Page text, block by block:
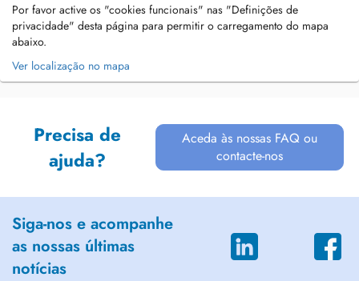
Por favor active os "cookies funcionais" nas "Definições de
privacidade" desta página para permitir o carregamento do mapa
abaixo.
Ver localização no mapa
Precisa de
ajuda?
Aceda às nossas FAQ ou
contacte-nos
Siga-nos e acompanhe
as nossas últimas
notícias